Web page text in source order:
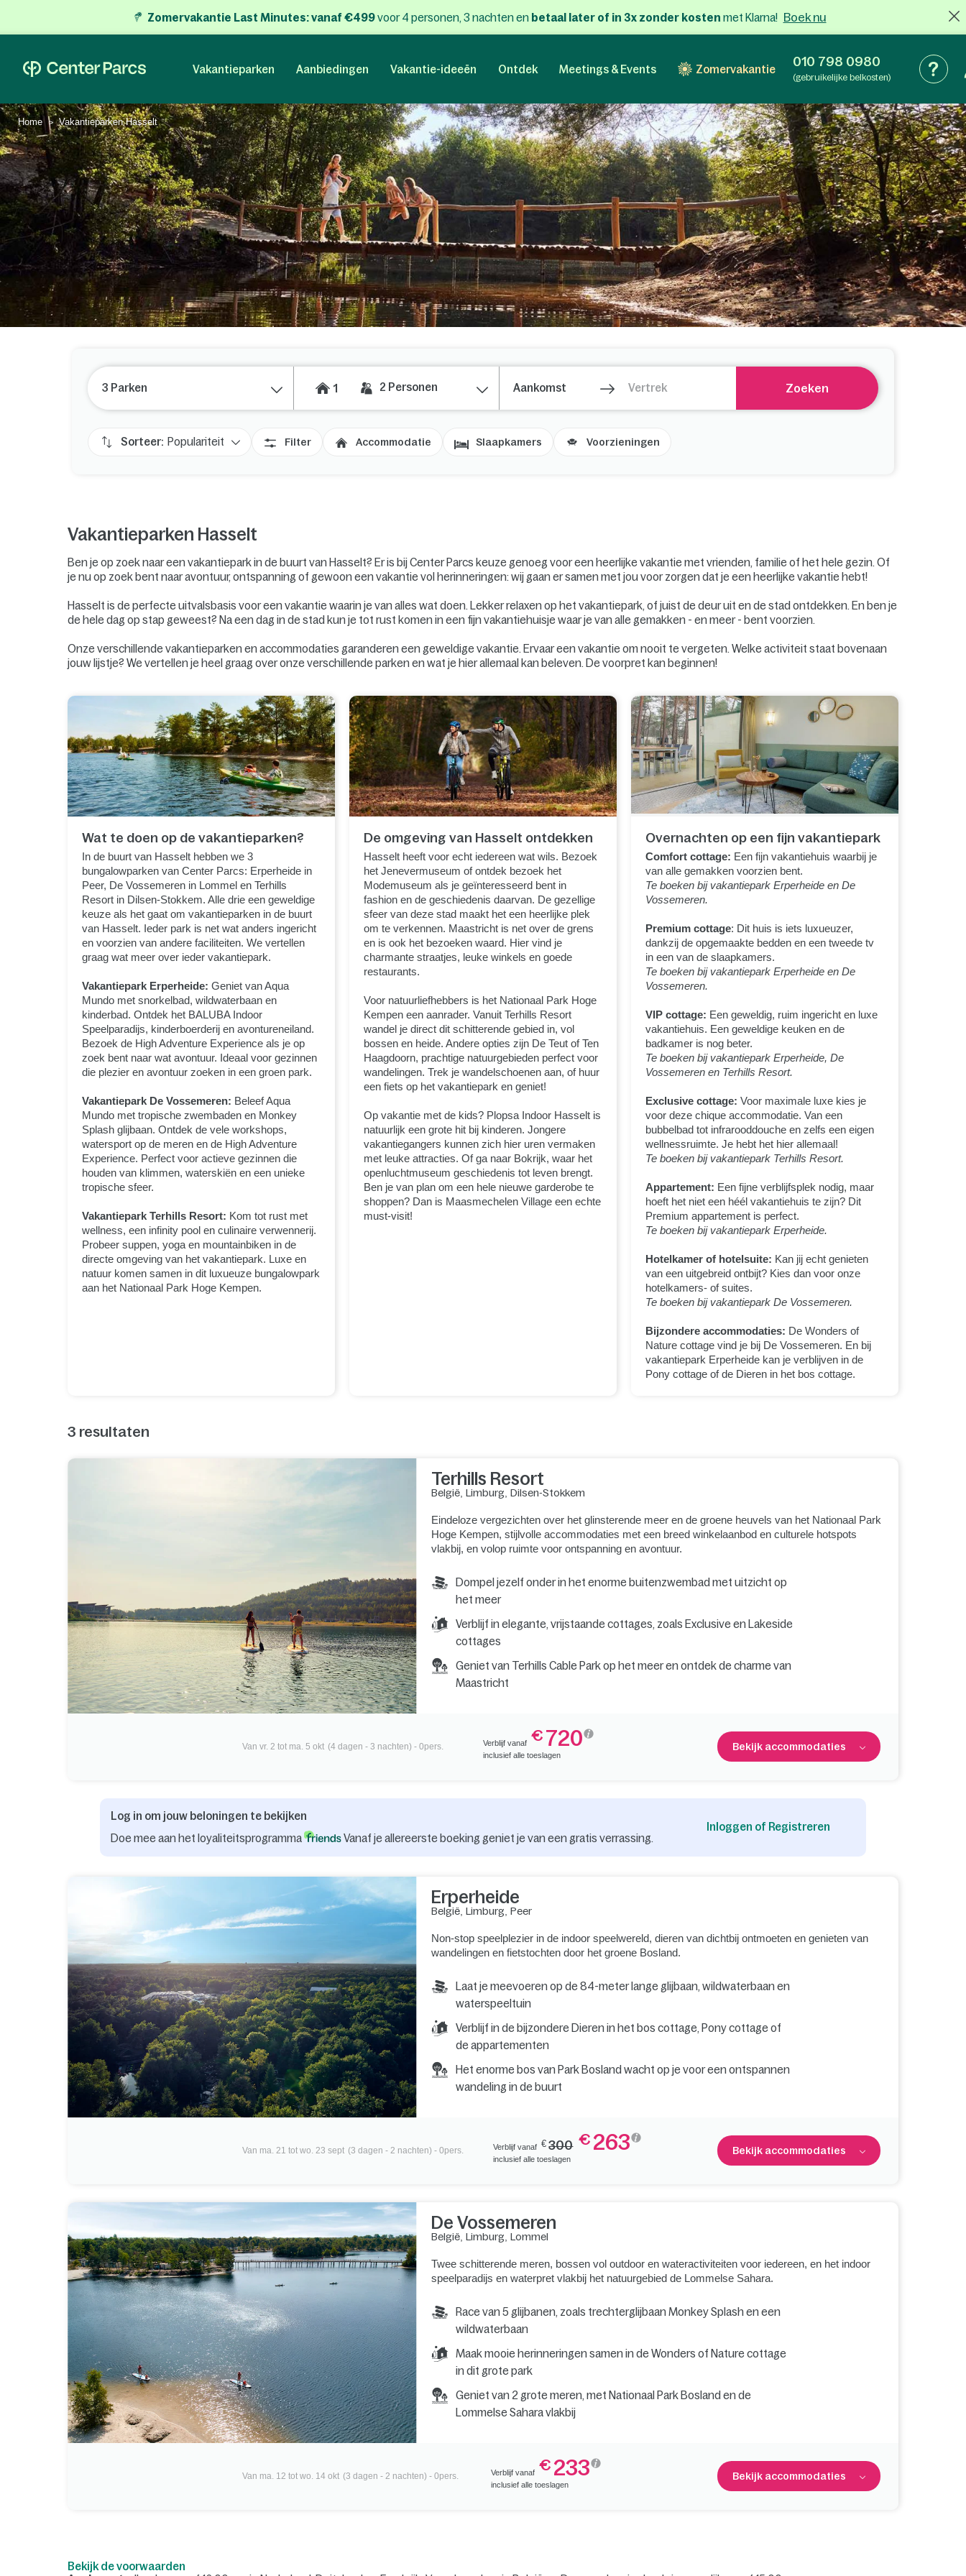
Zomervakantie Last Minutes:vanaf €499voor 4 personen, 3 nachtenen betaal later of in 3x zonder kosten met Klarna! Boek nu
Vakantieparken Aanbiedingen Vakantie-ideeën Ontdek Meetings & Events Zomervakantie 010 798 0980
(gebruikelijke belkosten)
Home Vakantieparken Hasselt
3 Parken 1 2 Personen Zoeken
Sorteer: Populariteit Filter Accommodatie Slaapkamers Voorzieningen
Vakantieparken Hasselt
Ben je op zoek naar een vakantiepark in de buurt van Hasselt? Er is bij Center Parcs keuze genoeg voor een heerlijke vakantie met vrienden, familie of het hele gezin. Of
je nu op zoek bent naar avontuur, ontspanning of gewoon een vakantie vol herinneringen: wij gaan er samen met jou voor zorgen dat je een heerlijke vakantie hebt!
Hasselt is de perfecte uitvalsbasis voor een vakantie waarin je van alles wat doen. Lekker relaxen op het vakantiepark, of juist de deur uit en de stad ontdekken. En ben je
de hele dag op stap geweest? Na een dag in de stad kun je tot rust komen in een fijn vakantiehuisje waar je van alle gemakken - en meer - bent voorzien.
Onze verschillende vakantieparken en accommodaties garanderen een geweldige vakantie. Ervaar een vakantie om nooit te vergeten. Welke activiteit staat bovenaan
jouw lijstje? We vertellen je heel graag over onze verschillende parken en wat je hier allemaal kan beleven. De voorpret kan beginnen!
Wat te doen op de vakantieparken?
In de buurt van Hasselt hebben we 3
bungalowparken van Center Parcs: Erperheide in
Peer, De Vossemeren in Lommel en Terhills
Resort in Dilsen-Stokkem. Alle drie een geweldige
keuze als het gaat om vakantieparken in de buurt
van Hasselt. Ieder park is net wat anders ingericht
en voorzien van andere faciliteiten. We vertellen
graag wat meer over ieder vakantiepark.
Vakantiepark Erperheide: Geniet van Aqua
Mundo met snorkelbad, wildwaterbaan en
kinderbad. Ontdek het BALUBA Indoor
Speelparadijs, kinderboerderij en avontureneiland.
Bezoek de High Adventure Experience als je op
zoek bent naar wat avontuur. Ideaal voor gezinnen
die plezier en avontuur zoeken in een groen park.
Vakantiepark De Vossemeren: Beleef Aqua
Mundo met tropische zwembaden en Monkey
Splash glijbaan. Ontdek de vele workshops,
watersport op de meren en de High Adventure
Experience. Perfect voor actieve gezinnen die
houden van klimmen, waterskiën en een unieke
tropische sfeer.
Vakantiepark Terhills Resort: Kom tot rust met
wellness, een infinity pool en culinaire verwennerij.
Probeer suppen, yoga en mountainbiken in de
directe omgeving van het vakantiepark. Luxe en
natuur komen samen in dit luxueuze bungalowpark
aan het Nationaal Park Hoge Kempen.
De omgeving van Hasselt ontdekken
Hasselt heeft voor echt iedereen wat wils. Bezoek
het Jenevermuseum of ontdek bezoek het
Modemuseum als je geïnteresseerd bent in
fashion en de geschiedenis daarvan. De gezellige
sfeer van deze stad maakt het een heerlijke plek
om te verkennen. Maastricht is net over de grens
en is ook het bezoeken waard. Hier vind je
charmante straatjes, leuke winkels en goede
restaurants.
Voor natuurliefhebbers is het Nationaal Park Hoge
Kempen een aanrader. Vanuit Terhills Resort
wandel je direct dit schitterende gebied in, vol
bossen en heide. Andere opties zijn De Teut of Ten
Haagdoorn, prachtige natuurgebieden perfect voor
wandelingen. Trek je wandelschoenen aan, of huur
een fiets op het vakantiepark en geniet!
Op vakantie met de kids? Plopsa Indoor Hasselt is
natuurlijk een grote hit bij kinderen. Jongere
vakantiegangers kunnen zich hier uren vermaken
met leuke attracties. Of ga naar Bokrijk, waar het
openluchtmuseum geschiedenis tot leven brengt.
Ben je van plan om een hele nieuwe garderobe te
shoppen? Dan is Maasmechelen Village een echte
must-visit!
Overnachten op een fijn vakantiepark
Comfort cottage: Een fijn vakantiehuis waarbij je
van alle gemakken voorzien bent.
Te boeken bij vakantiepark Erperheide en De
Vossemeren.
Premium cottage: Dit huis is iets luxueuzer,
dankzij de opgemaakte bedden en een tweede tv
in een van de slaapkamers.
Te boeken bij vakantiepark Erperheide en De
Vossemeren.
VIP cottage: Een geweldig, ruim ingericht en luxe
vakantiehuis. Een geweldige keuken en de
badkamer is nog beter.
Te boeken bij vakantiepark Erperheide, De
Vossemeren en Terhills Resort.
Exclusive cottage: Voor maximale luxe kies je
voor deze chique accommodatie. Van een
bubbelbad tot infrarooddouche en zelfs een eigen
wellnessruimte. Je hebt het hier allemaal!
Te boeken bij vakantiepark Terhills Resort.
Appartement: Een fijne verblijfsplek nodig, maar
hoeft het niet een héél vakantiehuis te zijn? Dit
Premium appartement is perfect.
Te boeken bij vakantiepark Erperheide.
Hotelkamer of hotelsuite: Kan jij echt genieten
van een uitgebreid ontbijt? Kies dan voor onze
hotelkamers- of suites.
Te boeken bij vakantiepark De Vossemeren.
Bijzondere accommodaties: De Wonders of
Nature cottage vind je bij De Vossemeren. En bij
vakantiepark Erperheide kan je verblijven in de
Pony cottage of de Dieren in het bos cottage.
3 resultaten
Terhills Resort
België, Limburg Dilsen-Stokkem
Eindeloze vergezichten over het glinsterende meer en de groene heuvels van het Nationaal Park
Hoge Kempen, stijlvolle accommodaties met een breed winkelaanbod en culturele hotspots
vlakbij, en volop ruimte voor ontspanning en avontuur.
Dompel jezelf onder in het enorme buitenzwembad met uitzicht op
het meer
Verblijf in elegante, vrijstaande cottages, zoals Exclusive en Lakeside
cottages
Geniet van Terhills Cable Park op het meer en ontdek de charme van
Maastricht
Van vr. 2 tot ma. 5 okt (4 dagen - 3 nachten) - 0pers. Verblijf vanaf € 720
inclusief alle toeslagen
Bekijk accommodaties
Log in om jouw beloningen te bekijken
Doe mee aan het loyaliteitsprogramma
Vanaf je allereerste boeking geniet je van een gratis verrassing.
Inloggen of Registreren
Erperheide
België, Limburg Peer
Non-stop speelplezier in de indoor speelwereld, dieren van dichtbij ontmoeten en genieten van
wandelingen en fietstochten door het groene Bosland.
Laat je meevoeren op de 84-meter lange glijbaan, wildwaterbaan en
waterspeeltuin
Verblijf in de bijzondere Dieren in het bos cottage, Pony cottage of
de appartementen
Het enorme bos van Park Bosland wacht op je voor een ontspannen
wandeling in de buurt
Van ma. 21 tot wo. 23 sept (3 dagen - 2 nachten) - 0pers. Verblijf vanaf € 300 € 263
inclusief alle toeslagen
Bekijk accommodaties
De Vossemeren
België, Limburg Lommel
Twee schitterende meren, bossen vol outdoor en wateractiviteiten voor iedereen, en het indoor
speelparadijs en waterpret vlakbij het natuurgebied de Lommelse Sahara.
Race van 5 glijbanen, zoals trechterglijbaan Monkey Splash en een
wildwaterbaan
Maak mooie herinneringen samen in de Wonders of Nature cottage
in dit grote park
Geniet van 2 grote meren, met Nationaal Park Bosland en de
Lommelse Sahara vlakbij
Van ma. 12 tot wo. 14 okt (3 dagen - 2 nachten) - 0pers. Verblijf vanaf € 233
inclusief alle toeslagen
Bekijk accommodaties
Bekijk de voorwaarden